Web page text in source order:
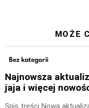
MOŻE
Bez kategorii
Najnowsza
jaja i więcej
Spis treści Nowa